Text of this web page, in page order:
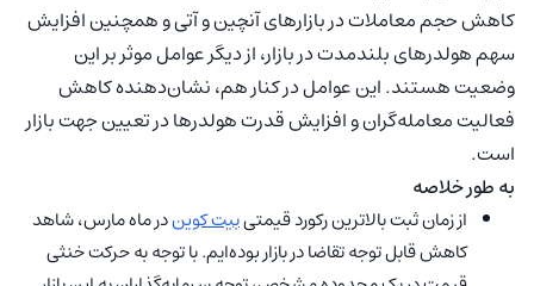
کاهش حجم معاملات در بازارهای آنچین و آتی و همچنین افزایش
سهم هولدرهای بلندمدت در بازار، از دیگر عوامل موثر بر این
وضعیت هستند. این عوامل در کنار هم، نشان‌دهنده کاهش
فعالیت معامله‌گران و افزایش قدرت هولدرها در تعیین جهت بازار
است.
به طور خلاصه
از زمان ثبت بالاترین رکورد قیمتیبیت کویندر ماه مارس، شاهد
کاهش قابل توجه تقاضا در بازار بوده‌ایم. با توجه به حرکت خنثی